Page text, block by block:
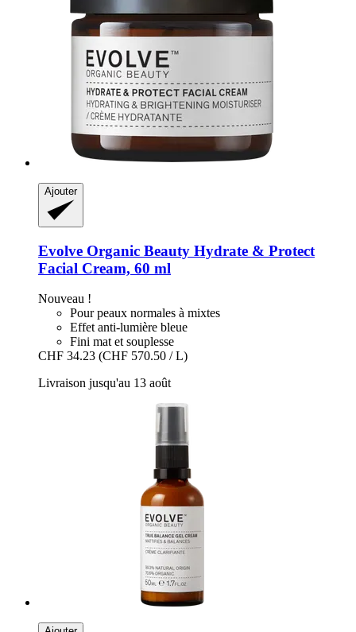
Ajouter
Evolve Organic Beauty Hydrate & Protect
Facial Cream, 60 ml
Nouveau !
Pour peaux normales à mixtes
Effet anti-lumière bleue
Fini mat et souplesse
CHF 34.23 (CHF 570.50 / L)
Livraison jusqu'au 13 août